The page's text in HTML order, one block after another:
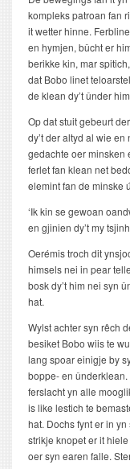
kompleks patroan fan
it wetter hinne.
en hymjen, bûcht er
berikke kin, mar
dat Bobo linet
de klean dy’t ûnder
Op dat stuit gebeurt
dy’t der altyd al wie
gedachte oer minsken
ferlet fan klean net
elemint fan de minske
‘Ik kin se gewoan
en gjinien dy’t my
Oerémis troch dit
himsels nei in pear
bosk dy’t him nei syn
hat.
Wylst achter syn rêch
besiket Bobo wiis te
lang spoar einigje by
boppe- en
ferslacht yn alle
is like lestich te
hat. Dochs fynt er in
strikje knopet er it
oer syn earen falle.